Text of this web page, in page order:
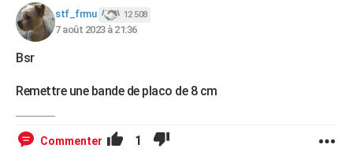
stf_frmu 12 508
7 août 2023 à 21:36
Bsr
Remettre une bande de placo de 8 cm
Commenter 1